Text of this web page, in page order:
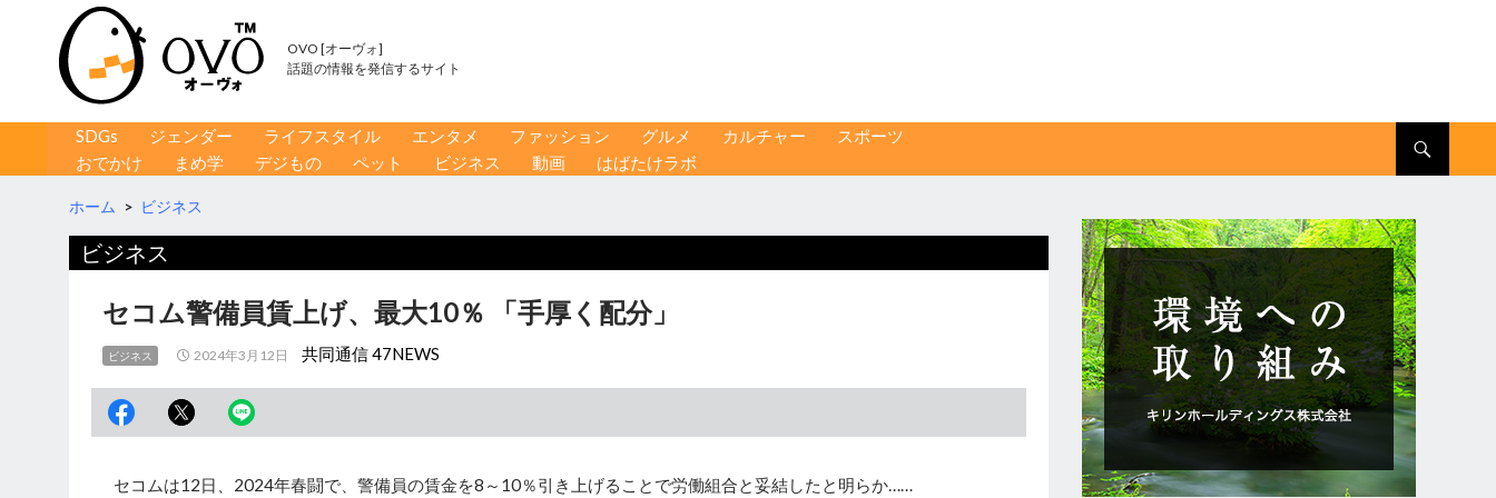
OVO [オーヴォ]
話題の情報を発信するサイト
コンテンツへ移動
SDGs ジェンダー ライフスタイル エンタメ ファッション グルメ カルチャー
スポーツ
おでかけ
まめ学 デジもの ペット ビジネス 動画 はばたけラボ
ホーム > ビジネス
ビジネス
セコム警備員賃上げ、最大10％ 「手厚く配分」
ビジネス 2024年3月12日 共同通信 47NEWS
セコムは12日、2024年春闘で、警備員の賃金を8～10％引き上げることで労働組合と妥結したと明らか……